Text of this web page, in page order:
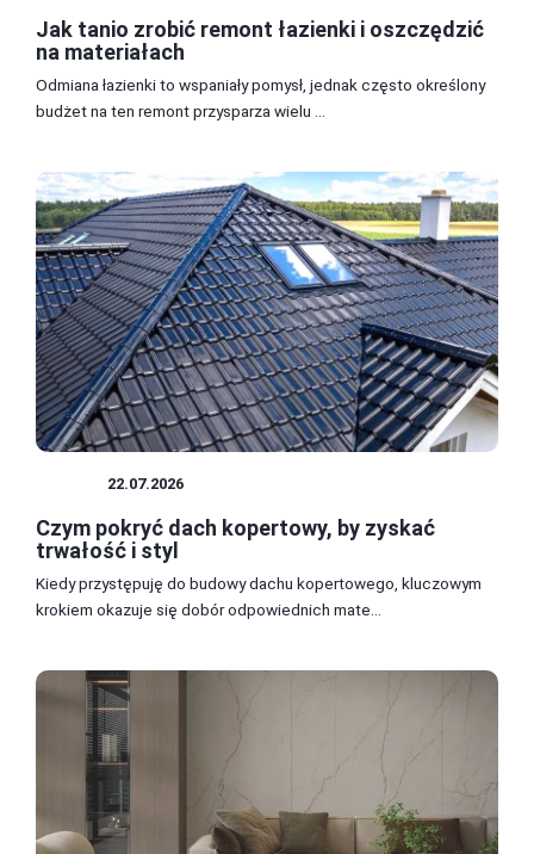
Jak tanio zrobić remont łazienki i oszczędzić
na materiałach
Odmiana łazienki to wspaniały pomysł, jednak często określony
budżet na ten remont przysparza wielu ...
22.07.2026
Czym pokryć dach kopertowy, by zyskać
trwałość i styl
Kiedy przystępuję do budowy dachu kopertowego, kluczowym
krokiem okazuje się dobór odpowiednich mate...